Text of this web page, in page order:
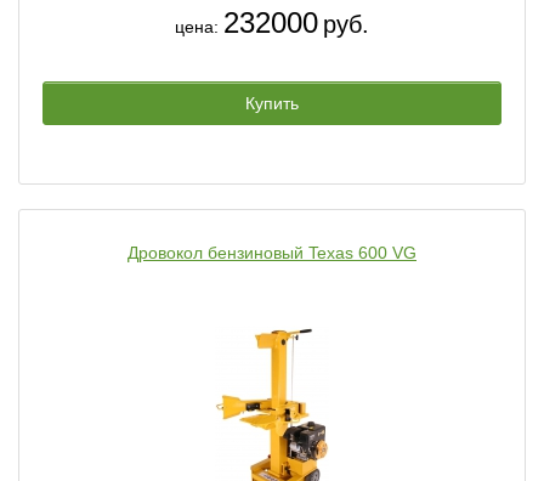
цена: 232000 руб.
Купить
Дровокол бензиновый Texas 600 VG